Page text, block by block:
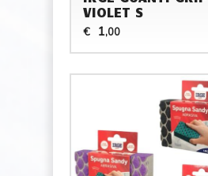
VIOLET S
€ 1,00